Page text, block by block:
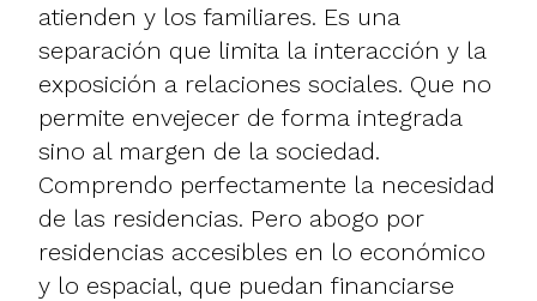
atienden y los familiares. Es una
separación que limita la interacción y la
exposición a relaciones sociales. Que no
permite envejecer de forma integrada
sino al margen de la sociedad.
Comprendo perfectamente la necesidad
de las residencias. Pero abogo por
residencias accesibles en lo económico
y lo espacial, que puedan financiarse